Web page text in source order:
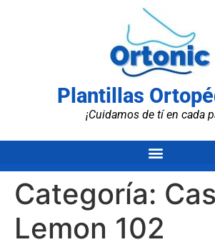
Plantillas
¡Cuidamos de tí en cada
Categoría:
Lemon 102